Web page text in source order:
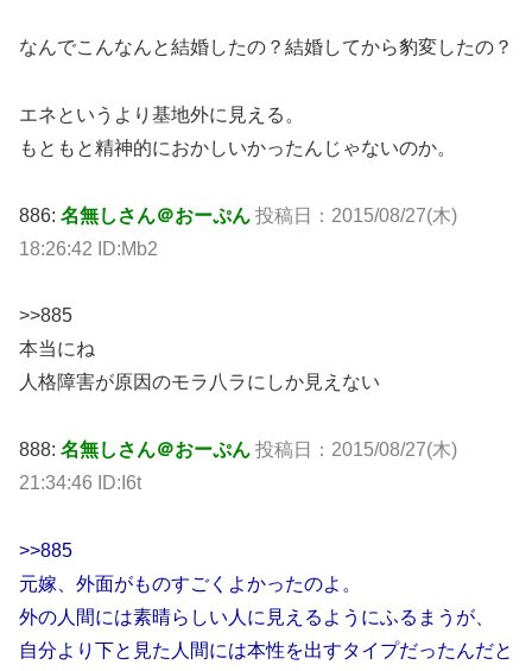
なんでこんなんと結婚したの？結婚してから豹変したの？
エネというより基地外に見える。
もともと精神的におかしいかったんじゃないのか。
886: 名無しさん＠おーぷん 投稿日：2015/08/27(木)
18:26:42 ID:Mb2
>>885
本当にね
人格障害が原因のモラ八ラにしか見えない
888: 名無しさん＠おーぷん 投稿日：2015/08/27(木)
21:34:46 ID:I6t
>>885
元嫁、外面がものすごくよかったのよ。
外の人間には素晴らしい人に見えるようにふるまうが、
自分より下と見た人間には本性を出すタイプだったんだと